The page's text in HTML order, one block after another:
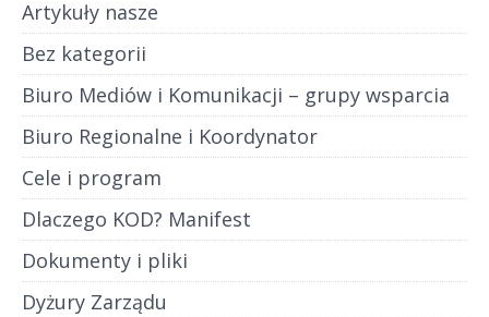
Artykuły nasze
Bez kategorii
Biuro Mediów i Komunikacji – grupy wsparcia
Biuro Regionalne i Koordynator
Cele i program
Dlaczego KOD? Manifest
Dokumenty i pliki
Dyżury Zarządu